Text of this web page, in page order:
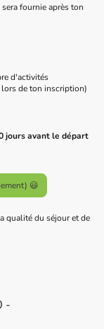
fournie après ton
d'activités
de ton inscription)
jours avant le départ
😃
qualité du séjour et de
-